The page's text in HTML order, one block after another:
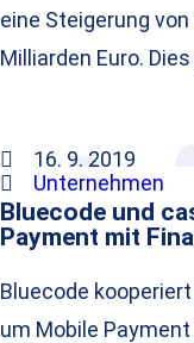
eine Steigerung
Milliarden Euro.
16. 9. 2019
Unternehmen
Bluecode und
Payment mit
Bluecode
um Mobile